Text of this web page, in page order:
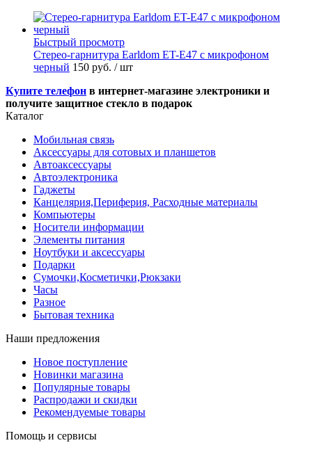
Быстрый просмотр
Стерео-гарнитура Earldom ET-E47 с микрофоном
черный 150 руб. / шт
Купите телефон в интернет-магазине электроники и
получите защитное стекло в подарок
Каталог
Мобильная связь
Аксессуары для сотовых и планшетов
Автоаксессуары
Автоэлектроника
Гаджеты
Канцелярия,Периферия, Расходные материалы
Компьютеры
Носители информации
Элементы питания
Ноутбуки и аксессуары
Подарки
Сумочки,Косметички,Рюкзаки
Часы
Разное
Бытовая техника
Наши предложения
Новое поступление
Новинки магазина
Популярные товары
Распродажи и скидки
Рекомендуемые товары
Помощь и сервисы